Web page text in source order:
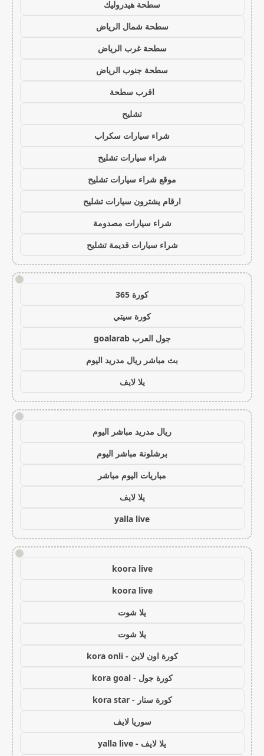
سطحة هيدروليك
سطحة شمال الرياض
سطحة غرب الرياض
سطحة جنوب الرياض
اقرب سطحة
تشليح
شراء سيارات سكراب
شراء سيارات تشليح
موقع شراء سيارات تشليح
ارقام يشترون سيارات تشليح
شراء سيارات مصدومة
شراء سيارات قديمة تشليح
!
كورة 365
كورة سيتي
جول العرب goalarab
بث مباشر ريال مدريد اليوم
يلا لايف
!
ريال مدريد مباشر اليوم
برشلونة مباشر اليوم
مباريات اليوم مباشر
يلا لايف
yalla live
!
koora live
koora live
يلا شوت
يلا شوت
كورة اون لاين - kora onli
كورة جول - kora goal
كورة ستار - kora star
سوريا لايف
يلا لايف - yalla live